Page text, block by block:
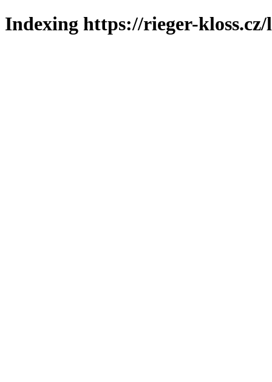
Indexing https://rieger-